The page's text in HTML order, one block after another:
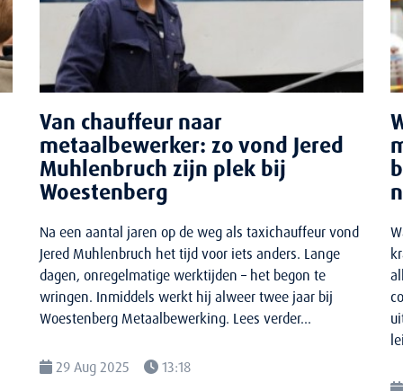
Van chauffeur naar
metaalbewerker: zo vond Jered
Muhlenbruch zijn plek bij
Woestenberg
Na een aantal jaren op de weg als taxichauffeur vond
Jered Muhlenbruch het tijd voor iets anders. Lange
dagen, onregelmatige werktijden – het begon te
wringen. Inmiddels werkt hij alweer twee jaar bij
Woestenberg Metaalbewerking. Lees verder...
29 Aug 2025 13:18